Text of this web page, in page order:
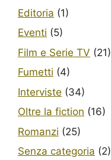
Editoria (1)
Eventi (5)
Film e Serie TV (21)
Fumetti (4)
Interviste (34)
Oltre la fiction (16)
Romanzi (25)
Senza categoria (2)